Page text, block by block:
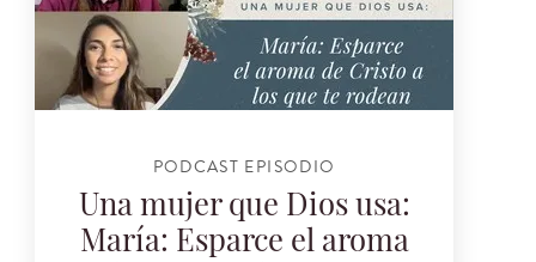
PODCAST EPISODIO
Una mujer que Dios usa:
María: Esparce el aroma